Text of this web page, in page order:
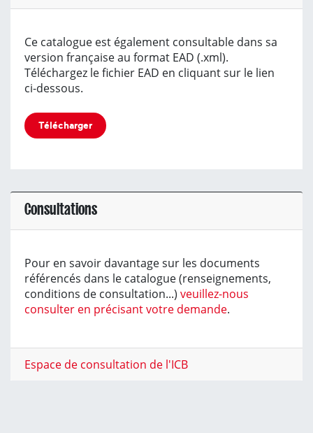
Ce catalogue est également consultable dans sa
version française au format EAD (.xml).
Téléchargez le fichier EAD en cliquant sur le lien
ci-dessous.
Télécharger
Consultations
Pour en savoir davantage sur les documents
référencés dans le catalogue (renseignements,
conditions de consultation...) veuillez-nous
consulter en précisant votre demande.
Espace de consultation de l'ICB